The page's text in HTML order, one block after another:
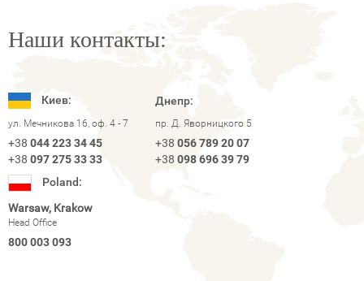
Наши контакты:
Киев:
ул. Мечникова 16, оф. 4 - 7
+38 044 223 34 45
+38 097 275 33 33
Днепр:
пр. Д. Яворницкого 5
+38 056 789 20 07
+38 098 696 39 79
Poland:
Warsaw, Krakow
Head Office
800 003 093